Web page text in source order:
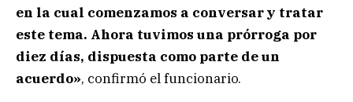
en la cual comenzamos a conversar y tratar
este tema. Ahora tuvimos una prórroga por
diez días, dispuesta como parte de un
acuerdo», confirmó el funcionario.